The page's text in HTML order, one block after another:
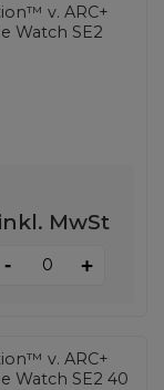
v. ARC+
Watch SE2
inkl. MwSt
- +
v. ARC+
Watch SE2 40